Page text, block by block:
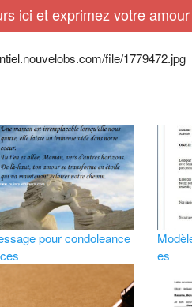
ici et exprimez votre
file/1779472.jpg
pour condoleance
es